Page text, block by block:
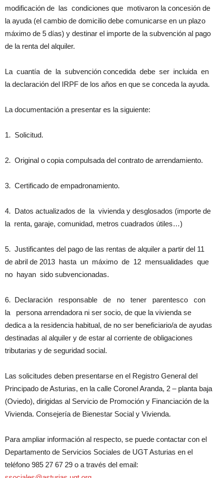
modificación de las condiciones que motivaron la concesión de
la ayuda (el cambio de domicilio debe comunicarse en un plazo
máximo de 5 días) y destinar el importe de la subvención al pago
de la renta del alquiler.
La cuantía de la subvención concedida debe ser incluida en
la declaración del IRPF de los años en que se conceda la ayuda.
La documentación a presentar es la siguiente:
1. Solicitud.
2. Original o copia compulsada del contrato de arrendamiento.
3. Certificado de empadronamiento.
4. Datos actualizados de la vivienda y desglosados (importe de
la renta, garaje, comunidad, metros cuadrados útiles…)
5. Justificantes del pago de las rentas de alquiler a partir del 11
de abril de 2013 hasta un máximo de 12 mensualidades que
no hayan sido subvencionadas.
6. Declaración responsable de no tener parentesco con
la persona arrendadora ni ser socio, de que la vivienda se
dedica a la residencia habitual, de no ser beneficiario/a de ayudas
destinadas al alquiler y de estar al corriente de obligaciones
tributarias y de seguridad social.
Las solicitudes deben presentarse en el Registro General del
Principado de Asturias, en la calle Coronel Aranda, 2 – planta baja
(Oviedo), dirigidas al Servicio de Promoción y Financiación de la
Vivienda. Consejería de Bienestar Social y Vivienda.
Para ampliar información al respecto, se puede contactar con el
Departamento de Servicios Sociales de UGT Asturias en el
teléfono 985 27 67 29 o a través del email: